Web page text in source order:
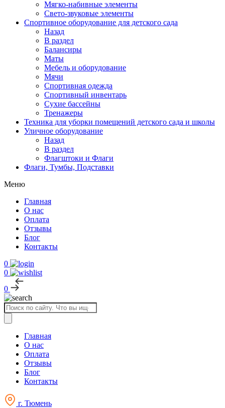
Мягко-набивные элементы
Свето-звуковые элементы
Спортивное оборудование для детского сада
Назад
В раздел
Балансиры
Маты
Мебель и оборудование
Мячи
Спортивная одежда
Спортивный инвентарь
Сухие бассейны
Тренажеры
Техника для уборки помещений детского сада и школы
Уличное оборудование
Назад
В раздел
Флагштоки и Флаги
Флаги, Тумбы, Подставки
Меню
Главная
О нас
Оплата
Отзывы
Блог
Контакты
0
0
0
Поиск
товаров
Главная
О нас
Оплата
Отзывы
Блог
Контакты
г. Тюмень